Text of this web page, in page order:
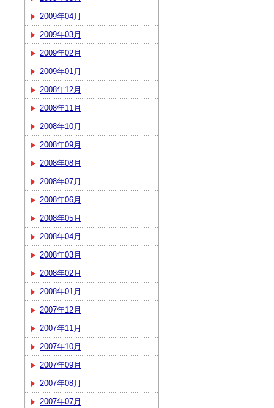
2009年04月
2009年03月
2009年02月
2009年01月
2008年12月
2008年11月
2008年10月
2008年09月
2008年08月
2008年07月
2008年06月
2008年05月
2008年04月
2008年03月
2008年02月
2008年01月
2007年12月
2007年11月
2007年10月
2007年09月
2007年08月
2007年07月